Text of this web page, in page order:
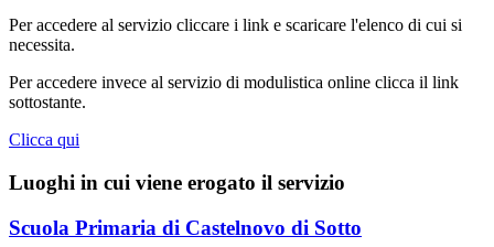
Per accedere al servizio cliccare i link e scaricare l'elenco di cui si
necessita.
Per accedere invece al servizio di modulistica online clicca il link
sottostante.
Clicca qui
Luoghi in cui viene erogato il servizio
Scuola Primaria di Castelnovo di Sotto